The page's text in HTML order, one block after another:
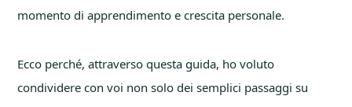
momento di apprendimento e crescita personale.
Ecco perché, attraverso questa guida, ho voluto
condividere con voi non solo dei semplici passaggi su